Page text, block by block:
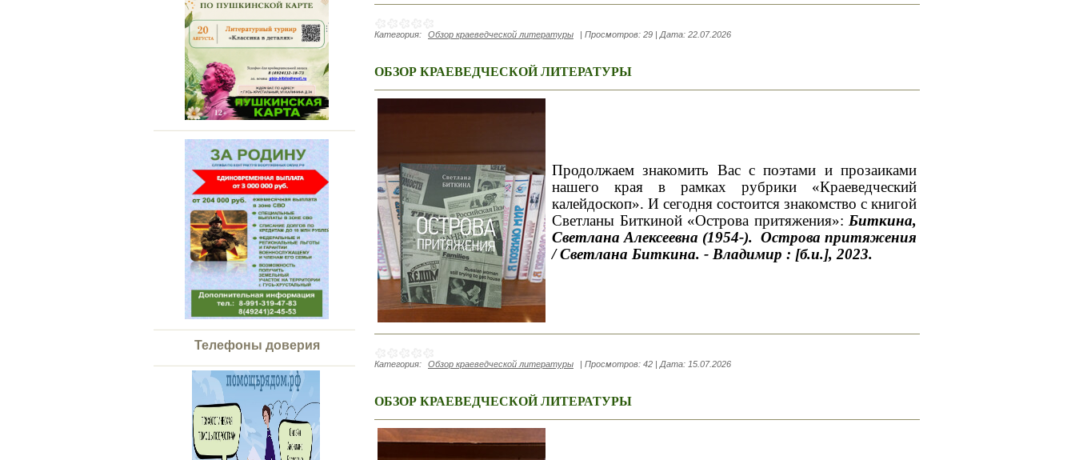
Телефоны доверия
Категория: Обзор краеведческой литературы | Просмотров: 29 | Дата: 22.07.2026
ОБЗОР КРАЕВЕДЧЕСКОЙ ЛИТЕРАТУРЫ
Продолжаем знакомить Вас с поэтами и прозаиками
нашего края в рамках рубрики «Краеведческий
калейдоскоп». И сегодня состоится знакомство с книгой
Светланы Биткиной «Острова притяжения»: Биткина,
Светлана Алексеевна (1954-). Острова притяжения
/ Светлана Биткина. - Владимир : [б.и.], 2023.
Категория: Обзор краеведческой литературы | Просмотров: 42 | Дата: 15.07.2026
ОБЗОР КРАЕВЕДЧЕСКОЙ ЛИТЕРАТУРЫ